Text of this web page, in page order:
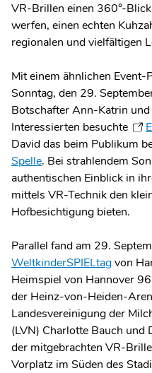
VR-Brillen einen 360°-
werfen, einen echten
regionalen und vielfältigen
Mit einem ähnlichen
Sonntag, den 29.
Botschafter Ann-Katrin
Interessierten besuchte
David das beim Publikum
Spelle. Bei strahlendem
authentischen Einblick in
mittels VR-Technik den
Hofbesichtigung bieten.
Parallel fand am 29.
WeltkinderSPIELtagvon
Heimspiel von Hannover
der Heinz-von-Heiden-
Landesvereinigung der
(LVN) Charlotte Bauch und
der mitgebrachten VR-
Vorplatz im Süden des